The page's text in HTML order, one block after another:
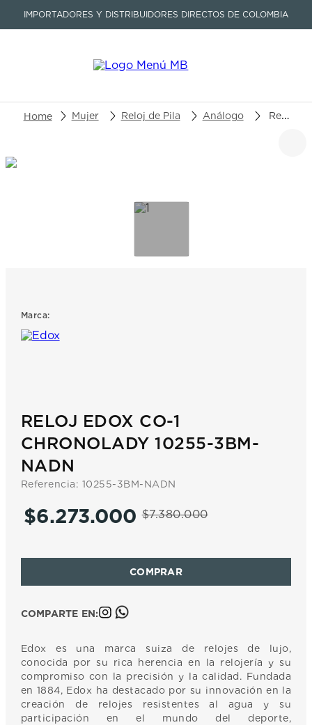
IMPORTADORES Y DISTRIBUIDORES DIRECTOS DE COLOMBIA
Buscar un producto o artículo
Mujer Reloj de Pila Análogo Reloj Edox CO-1 Chronolady 10255-3BM-NADN
Marca:
RELOJ EDOX CO-1
CHRONOLADY 10255-3BM-
NADN
Referencia: 10255-3BM-NADN
$7.380.000
$6.273.000
COMPARTE EN:
Edox es una marca suiza de relojes de lujo,
conocida por su rica herencia en la relojería y su
compromiso con la precisión y la calidad. Fundada
en 1884, Edox ha destacado por su innovación en la
creación de relojes resistentes al agua y su
participación en el mundo del deporte,